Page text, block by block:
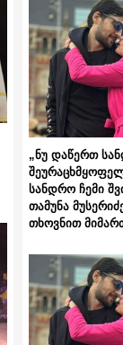
„ნუ დაწერთ
სანდრო ჩემი
თამუნა
თხოვნით